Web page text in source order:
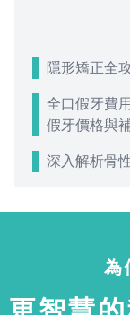
隱形矯正全
全口假牙費
假牙價格與
深入解析骨
為